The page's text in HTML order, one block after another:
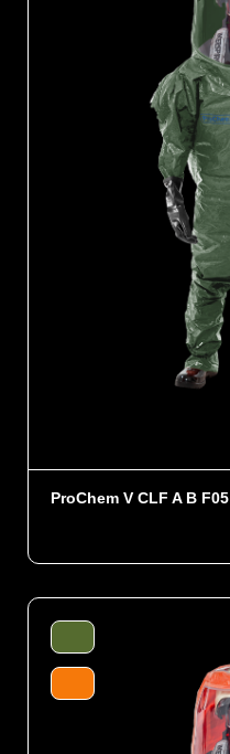
ProChem V CLF A B F05